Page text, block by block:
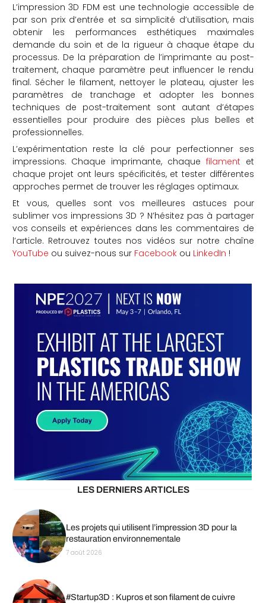
L’impression 3D FDM est une technologie accessible de
par son prix d’entrée et sa simplicité d’utilisation, mais
obtenir les performances esthétiques maximales
demande du soin et de la rigueur à chaque étape du
processus. De la préparation de l’imprimante au post-
traitement, chaque paramètre peut influencer le rendu
final. Sécher le filament, nettoyer le plateau, ajuster les
paramètres de tranchage et adopter les bonnes
techniques de post-traitement sont autant d’étapes
essentielles pour produire des pièces plus belles et
professionnelles.
L’expérimentation reste la clé pour perfectionner ses
impressions. Chaque imprimante, chaque filament et
chaque projet ont leurs spécificités, et tester différentes
approches permet de trouver les réglages optimaux.
Et vous, quelles sont vos meilleures astuces pour
sublimer vos impressions 3D ? N’hésitez pas à partager
vos conseils et expériences dans les commentaires de
l’article. Retrouvez toutes nos vidéos sur notre chaîne
YouTube ou suivez-nous sur Facebookou LinkedIn !
LES DERNIERS ARTICLES
Les projets qui utilisent l’impression 3D pour la
restauration environnementale
7 août 2026
#Startup3D : Kupros et son filament de cuivre